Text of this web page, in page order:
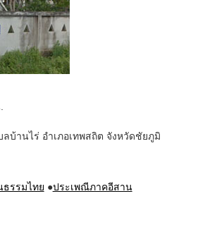
บ้านไร่ อำเภอเทพสถิต จังหวัดชัยภูมิ
รรมไทย ●ประเพณีภาคอีสาน